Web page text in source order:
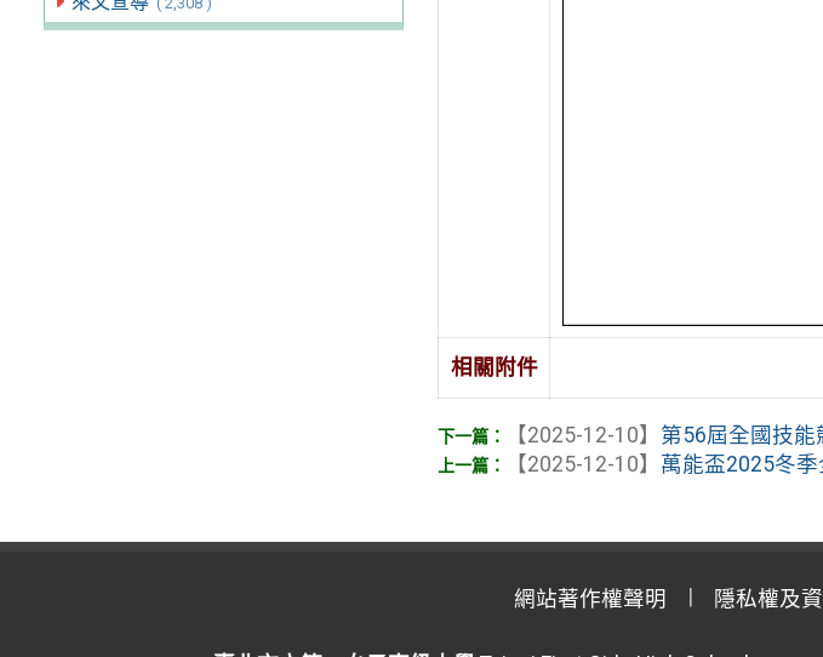
相關附件
【2025-12-10】 第56屆全國技
【2025-12-10】 萬能盃2025冬
網站著作權聲明 隱私權及